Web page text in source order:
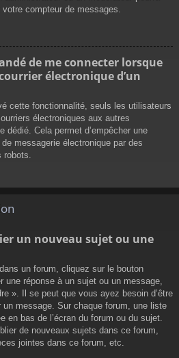
compteur de messages.
de me connecter lorsque
électronique d’un
cette fonctionnalité, seuls les utilisateurs
électroniques aux autres
dédié. Cela permet d’empêcher une
messagerie électronique par des
un nouveau sujet ou une
un forum, cliquez sur le bouton
une réponse à un sujet ou un message,
». Il se peut que vous ayez besoin d’être
message. Sur chaque forum, une liste
en bas de l’écran du forum ou du sujet.
de nouveaux sujets dans ce forum,
jointes dans ce forum, etc.